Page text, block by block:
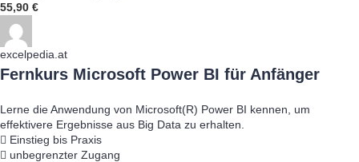
55,90 €
excelpedia.at
Fernkurs Microsoft Power BI für Anfänger
Lerne die Anwendung von Microsoft(R) Power BI kennen, um
effektivere Ergebnisse aus Big Data zu erhalten.
Einstieg bis Praxis
unbegrenzter Zugang